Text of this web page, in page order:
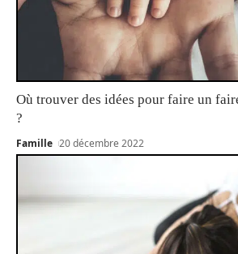
Où trouver des idées pour faire un
?
Famille 20 décembre 2022